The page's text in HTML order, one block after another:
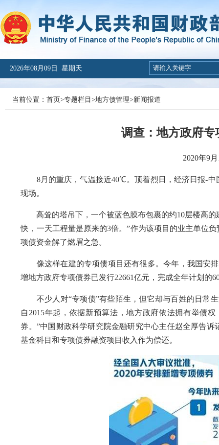
2026年08月09日 星期天
当前位置： 首页>专题栏目 >地方债管理>新闻报道
调查：地方政府专
2020年9
8月的重庆，气温接近40℃。顶着烈日，经济日报-中
现场。
高耸的塔吊下，一个被蓝色膜布包裹的约10层楼高的
快，一天工程量是原来的3倍。”作为该项目的业主单位
项债资金解了燃眉之急。
像这样在建的专项债项目还有很多。今年，我国安排
增地方政府专项债券已发行22661亿元，完成全年计划的
不少人对“专项债”有些陌生，但它却与百姓的日常生
自2015年起，依据新预算法，地方政府依法拥有举债
券。”中国财政科学研究院金融研究中心主任赵全厚告
基金科目和专项债券融资项目收入作为偿还。